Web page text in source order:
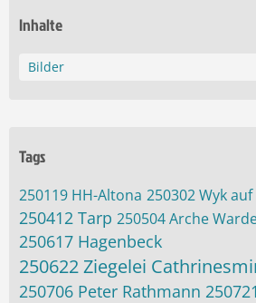
Inhalte
Bilder
Tags
250119 HH-Altona 250302 Wyk
250412 Tarp 250504 Arche
250617 Hagenbeck
250622 Ziegelei
250706 Peter Rathmann